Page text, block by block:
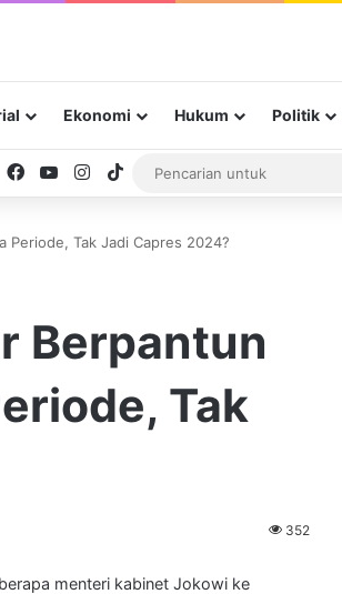
Ekonomi Hukum Politik
FacebookYouTubeInstagram
TikTok
Periode, Tak Jadi Capres 2024?
Berpantun
Tak
352
menteri kabinet Jokowi ke